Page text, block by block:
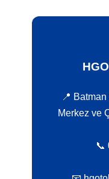
📍
Merkez ve
📞